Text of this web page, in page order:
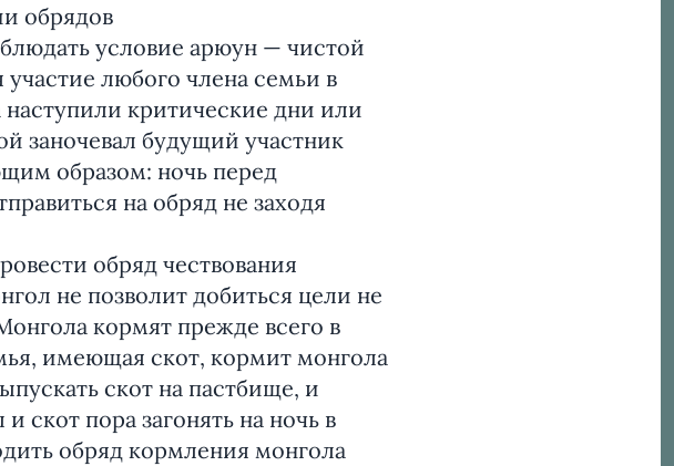
обрядов
условие арюун — чистой
любого члена семьи в
критические дни или
заночевал будущий участник
образом: ночь перед
на обряд не заходя
обряд чествования
не позволит добиться цели не
кормят прежде всего в
имеющая скот, кормит монгола
скот на пастбище, и
скот пора загонять на ночь в
обряд кормления монгола